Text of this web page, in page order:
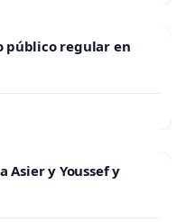
público regular en
Asier y Youssef y